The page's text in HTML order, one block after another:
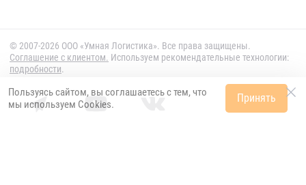
Пользуясь сайтом, вы соглашаетесь с тем, что
мы используем Cookies. Принять
© 2007-2026 ООО «Умная Логистика». Все права защищены.
Cоглашение с клиентом. Используем рекомендательные технологии:
подробности.